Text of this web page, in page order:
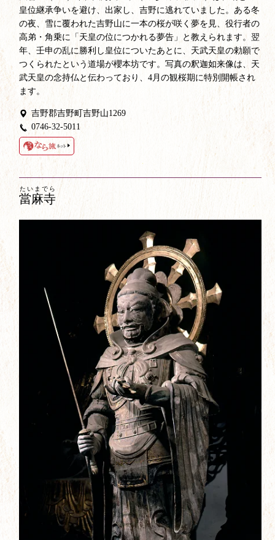
皇位継承争いを避け、出家し、吉野に逃れていました。ある冬
の夜、雪に覆われた吉野山に一本の桜が咲く夢を見、役行者の
高弟・角乗に「天皇の位につかれる夢告」と教えられます。翌
年、壬申の乱に勝利し皇位についたあとに、天武天皇の勅願で
つくられたという道場が櫻本坊です。写真の釈迦如来像は、天
武天皇の念持仏と伝わっており、4月の観桜期に特別開帳され
ます。
吉野郡吉野町吉野山1269
0746-32-5011
當麻寺
たいまでら